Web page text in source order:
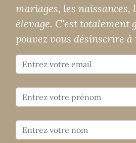
mariages, les naissances,
élevage. C'est totalement
pouvez vous désinscrire